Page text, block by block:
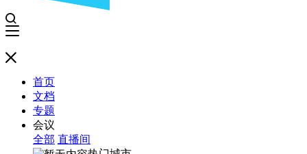
首页
文档
专题
会议
全部 直播间